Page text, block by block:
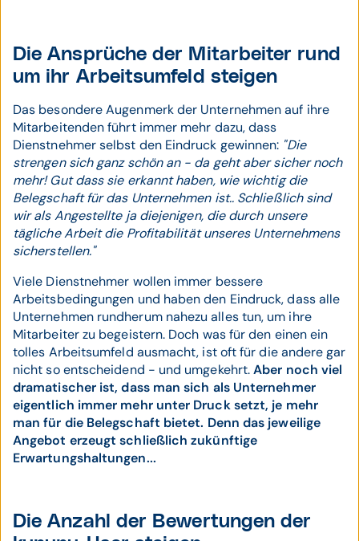
Die Ansprüche der Mitarbeiter rund
um ihr Arbeitsumfeld steigen
Das besondere Augenmerk der Unternehmen auf ihre
Mitarbeitenden führt immer mehr dazu, dass
Dienstnehmer selbst den Eindruck gewinnen: "Die
strengen sich ganz schön an - da geht aber sicher noch
mehr! Gut dass sie erkannt haben, wie wichtig die
Belegschaft für das Unternehmen ist.. Schließlich sind
wir als Angestellte ja diejenigen, die durch unsere
tägliche Arbeit die Profitabilität unseres Unternehmens
sicherstellen."
Viele Dienstnehmer wollen immer bessere
Arbeitsbedingungen und haben den Eindruck, dass alle
Unternehmen rundherum nahezu alles tun, um ihre
Mitarbeiter zu begeistern. Doch was für den einen ein
tolles Arbeitsumfeld ausmacht, ist oft für die andere gar
nicht so entscheidend - und umgekehrt.Aber noch viel
dramatischer ist, dass man sich als Unternehmer
eigentlich immer mehr unter Druck setzt, je mehr
man für die Belegschaft bietet. Denn das jeweilige
Angebot erzeugt schließlich zukünftige
Erwartungshaltungen...
Die Anzahl der Bewertungen der